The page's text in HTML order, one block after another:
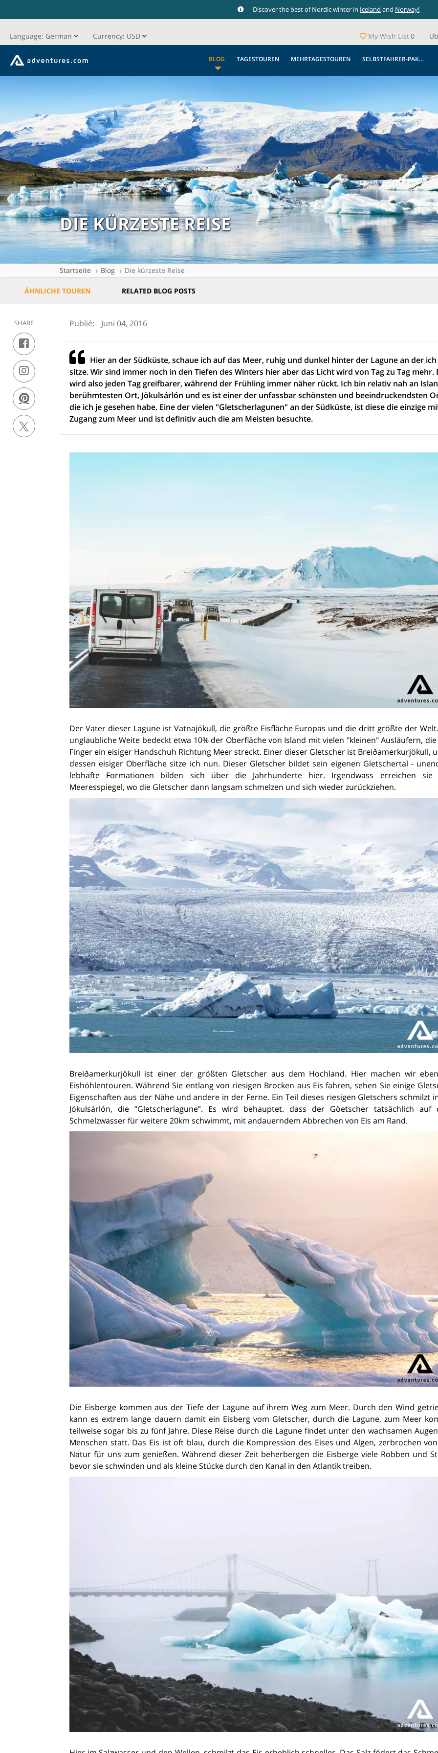
Discover the best of Nordic winter in Iceland and Norway!
Language: German Currency: USD My Wish List0
BLOG TAGESTOUREN MEHRTAGESTOUREN SELBSTFAHRER-PAKETE
DIE KÜRZESTE REISE
Startseite Blog Die kürzeste Reise
ÄHNLICHE TOUREN RELATED BLOG POSTS
SHARE Publié: Juni 04, 2016
Hier an der Südküste, schaue ich auf das Meer, ruhig und dunkel hinter der Lagune an der ich
sitze. Wir sind immer noch in den Tiefen des Winters hier aber das Licht wird von Tag zu Tag mehr.
wird also jeden Tag greifbarer, während der Frühling immer näher rückt. Ich bin relativ nah an
berühmtesten Ort, Jökulsárlón und es ist einer der unfassbar schönsten und beeindruckendsten
die ich je gesehen habe. Eine der vielen "Gletscherlagunen" an der Südküste, ist diese die einzige
Zugang zum Meer und ist definitiv auch die am Meisten besuchte.
Der Vater dieser Lagune ist Vatnajökull, die größte Eisfläche Europas und die dritt größte der
unglaubliche Weite bedeckt etwa 10% der Oberfläche von Island mit vielen "kleinen" Ausläufern,
Finger ein eisiger Handschuh Richtung Meer streckt. Einer dieser Gletscher ist Breiðamerkurjökull,
dessen eisiger Oberfläche sitze ich nun. Dieser Gletscher bildet sein eigenen Gletschertal -
lebhafte Formationen bilden sich über die Jahrhunderte hier. Irgendwass erreichen sie
Meeresspiegel, wo die Gletscher dann langsam schmelzen und sich wieder zurückziehen.
Breiðamerkurjökull ist einer der größten Gletscher aus dem Hochland. Hier machen wir
Eishöhlentouren. Während Sie entlang von riesigen Brocken aus Eis fahren, sehen Sie einige
Eigenschaften aus der Nähe und andere in der Ferne. Ein Teil dieses riesigen Gletschers schmilzt
Jökulsárlón, die “Gletscherlagune”. Es wird behauptet. dass der Göetscher tatsächlich auf
Schmelzwasser für weitere 20km schwimmt, mit andauerndem Abbrechen von Eis am Rand.
Die Eisberge kommen aus der Tiefe der Lagune auf ihrem Weg zum Meer. Durch den Wind
kann es extrem lange dauern damit ein Eisberg vom Gletscher, durch die Lagune, zum Meer
teilweise sogar bis zu fünf Jahre. Diese Reise durch die Lagune findet unter den wachsamen
Menschen statt. Das Eis ist oft blau, durch die Kompression des Eises und Algen, zerbrochen
Natur für uns zum genießen. Während dieser Zeit beherbergen die Eisberge viele Robben und
bevor sie schwinden und als kleine Stücke durch den Kanal in den Atlantik treiben.